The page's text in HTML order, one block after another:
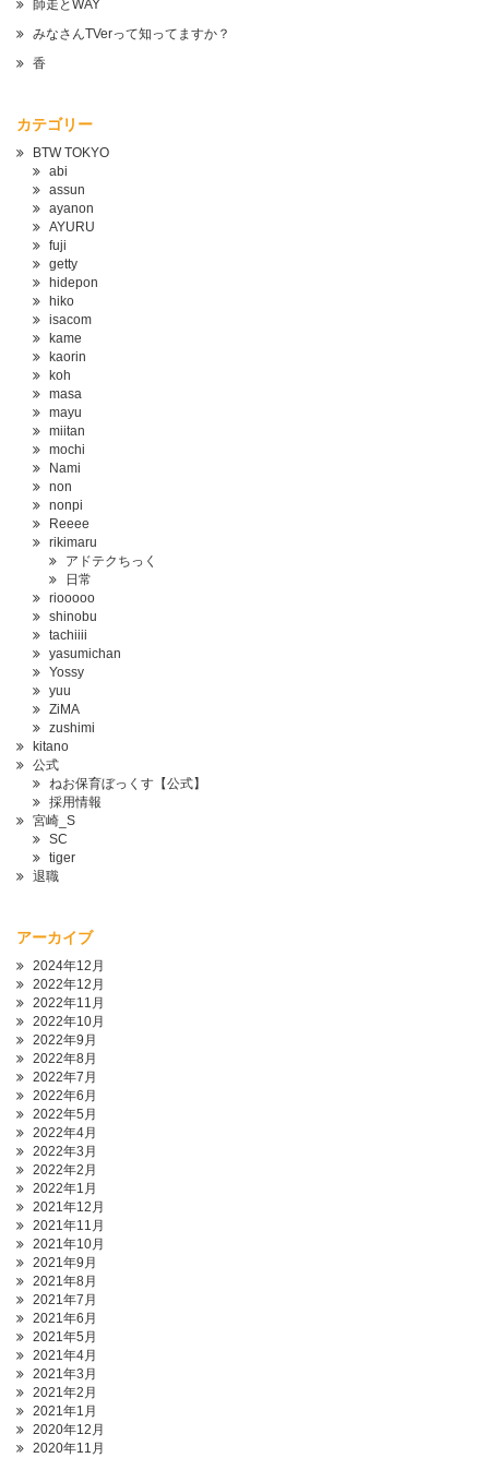
師走とWAY
みなさんTVerって知ってますか？
香
カテゴリー
BTW TOKYO
abi
assun
ayanon
AYURU
fuji
getty
hidepon
hiko
isacom
kame
kaorin
koh
masa
mayu
miitan
mochi
Nami
non
nonpi
Reeee
rikimaru
アドテクちっく
日常
riooooo
shinobu
tachiiii
yasumichan
Yossy
yuu
ZiMA
zushimi
kitano
公式
ねお保育ぼっくす【公式】
採用情報
宮崎_S
SC
tiger
退職
アーカイブ
2024年12月
2022年12月
2022年11月
2022年10月
2022年9月
2022年8月
2022年7月
2022年6月
2022年5月
2022年4月
2022年3月
2022年2月
2022年1月
2021年12月
2021年11月
2021年10月
2021年9月
2021年8月
2021年7月
2021年6月
2021年5月
2021年4月
2021年3月
2021年2月
2021年1月
2020年12月
2020年11月